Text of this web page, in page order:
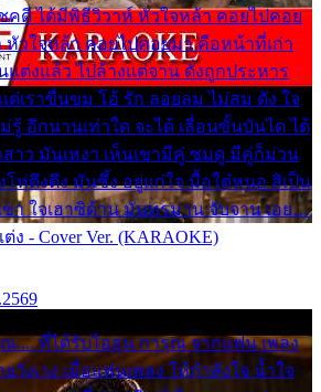
คดี ได้มีพิธีวิวาห์ หัวใจหล้า คอยไปคอย
หัวใจหล้า คอยไปคอยมา คือหน้าที่เก่า
แต่งแล้ว ไปล้างแต่จาน ดั่งถูกประหาร
ต่เราขื่นขม โอ้ รัก ลอยลม ไม่สม ดัง ใจ
รู้ อีกนานเท่าใด จะได้ เลื่อนขั้นบันได ได้
สาว มันเหงา เห็นเขามีคู่ ซมดู มีคู่ก็ม่วน
โห่ตึงตึง มันซึ้ง อยู่แก่ใจ มื้อใด๋หนอ สิเป็น
ขา ใจเฮาซิด้าน มันทรมาน จับจาน เอย…
ง - Cover Ver. (KARAOKE)
.... ที่ได้รับไออุ่น การุณ จากแฟน เพลง
วังเวง เมื่อแฟนเพลง ให้กำลังใจ น้ำใจ